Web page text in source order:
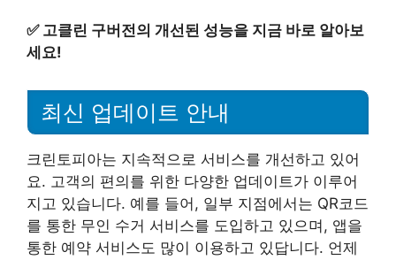
✅ 고클린 구버전의 개선된 성능을 지금 바로 알아보
세요!
최신 업데이트 안내
크린토피아는 지속적으로 서비스를 개선하고 있어
요. 고객의 편의를 위한 다양한 업데이트가 이루어
지고 있습니다. 예를 들어, 일부 지점에서는 QR코드
를 통한 무인 수거 서비스를 도입하고 있으며, 앱을
통한 예약 서비스도 많이 이용하고 있답니다. 언제